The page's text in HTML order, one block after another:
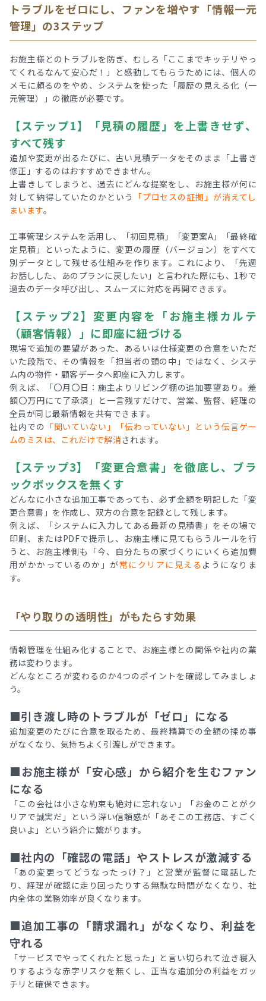
トラブルをゼロにし、ファンを増やす「情報一元
管理」の3ステップ
お施主様とのトラブルを防ぎ、むしろ「ここまでキッチリやっ
てくれるなんて安心だ！」と感動してもらうためには、個人の
メモに頼るのをやめ、システムを使った「履歴の見える化（一
元管理）」の徹底が必要です。
【ステップ1】「見積の履歴」を上書きせず、
すべて残す
追加や変更が出るたびに、古い見積データをそのまま「上書き
修正」するのはおすすめできません。
上書きしてしまうと、過去にどんな提案をし、お施主様が何に
対して納得していたのかという
「プロセスの証拠」が消えてし
まいます。
工事管理システムを活用し、「初回見積」「変更案A」「最終確
定見積」といったように、変更の履歴（バージョン）をすべて
別データとして残せる仕組みを作ります。これにより、「先週
お話しした、あのプランに戻したい」と言われた際にも、1秒で
過去のデータ呼び出し、スムーズに対応を再開できます。
【ステップ2】変更内容を「お施主様カルテ
（顧客情報）」に即座に紐づける
現場で追加の要望があった、あるいは仕様変更の合意をいただ
いた段階で、その情報を「担当者の頭の中」ではなく、システ
ム内の物件・顧客データへ即座に入力します。
例えば、「〇月〇日：施主よりリビング棚の追加要望あり。差
額〇万円にて了承済」と一言残すだけで、営業、監督、経理の
全員が同じ最新情報を共有できます。
社内での 「聞いていない」「伝わっていない」という伝言ゲー
ムのミスは、これだけで解消されます。
【ステップ3】「変更合意書」を徹底し、ブラ
ックボックスを無くす
どんなに小さな追加工事であっても、必ず金額を明記した「変
更合意書」を作成し、双方の合意を記録として残します。
例えば、「システムに入力してある最新の見積書」をその場で
印刷、またはPDFで提示し、お施主様に見てもらうルールを行
うと、お施主様側も「今、自分たちの家づくりにいくら追加費
用がかかっているのか」が常にクリアに見える ようになりま
す。
「やり取りの透明性」がもたらす効果
情報管理を仕組み化することで、お施主様との関係や社内の業
務は変わります。
どんなところが変わるのか4つのポイントを確認してみましょ
う。
■引き渡し時のトラブルが「ゼロ」になる
追加変更のたびに合意を取るため、最終精算での金額の揉め事
がなくなり、気持ちよく引渡しができます。
■お施主様が「安心感」から紹介を生むファン
になる
「この会社は小さな約束も絶対に忘れない」「お金のことがク
リアで誠実だ」という深い信頼感が「あそこの工務店、すごく
良いよ」という紹介に繋がります。
■社内の「確認の電話」やストレスが激減する
「あの変更ってどうなったっけ？」と営業が監督に電話した
り、経理が確認に走り回ったりする無駄な時間がなくなり、社
内全体の業務効率が良くなります。
■追加工事の「請求漏れ」がなくなり、利益を
守れる
「サービスでやってくれたと思った」と言い切られて泣き寝入
りするような赤字リスクを無くし、正当な追加分の利益をガッ
チリと確保できます。